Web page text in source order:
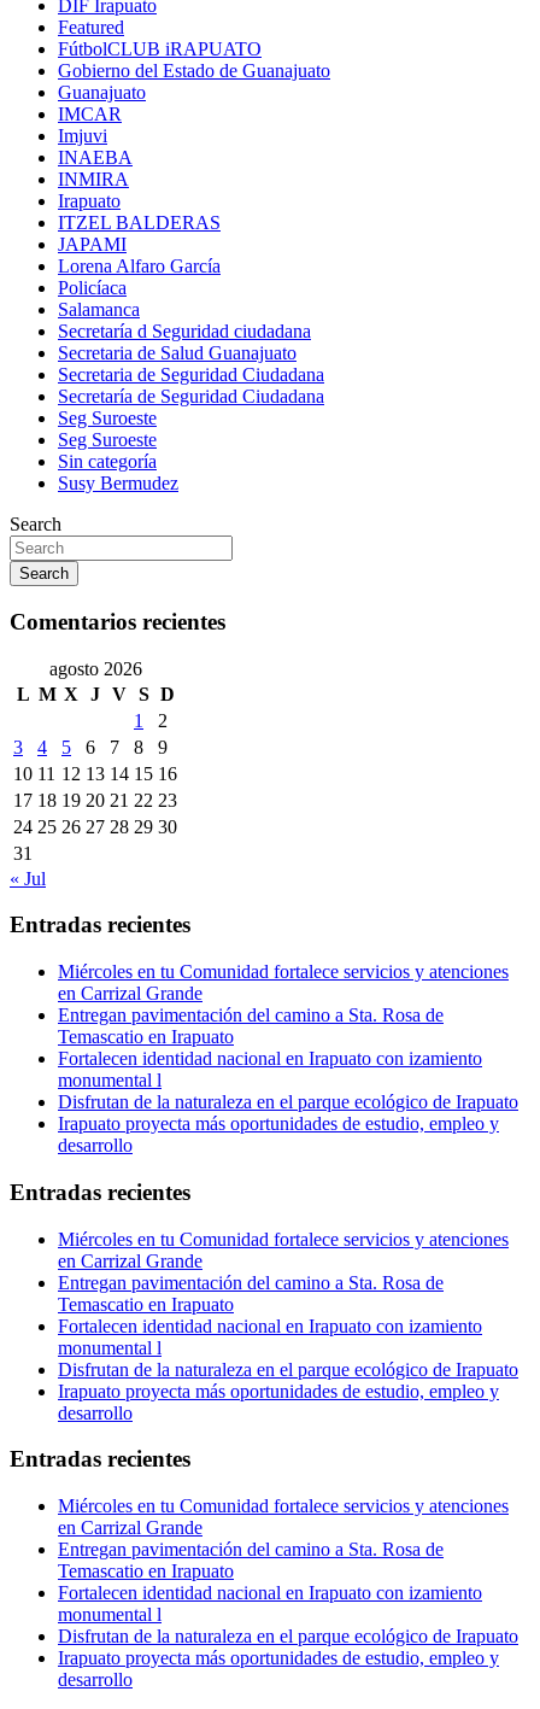
DIF Irapuato
Featured
FútbolCLUB iRAPUATO
Gobierno del Estado de Guanajuato
Guanajuato
IMCAR
Imjuvi
INAEBA
INMIRA
Irapuato
ITZEL BALDERAS
JAPAMI
Lorena Alfaro García
Policíaca
Salamanca
Secretaría d Seguridad ciudadana
Secretaria de Salud Guanajuato
Secretaria de Seguridad Ciudadana
Secretaría de Seguridad Ciudadana
Seg Suroeste
Seg Suroeste
Sin categoría
Susy Bermudez
Search
Search
Comentarios recientes
agosto 2026
L M X J V S D
1
2
3
4 5 6 7 8
9
10 11 12 13 14 15 16
17 18 19 20 21 22 23
24 25 26 27 28 29 30
31
« Jul
Entradas recientes
Miércoles en tu Comunidad fortalece servicios y atenciones
en Carrizal Grande
Entregan pavimentación del camino a Sta. Rosa de
Temascatio en Irapuato
Fortalecen identidad nacional en Irapuato con izamiento
monumental l
Disfrutan de la naturaleza en el parque ecológico de Irapuato
Irapuato proyecta más oportunidades de estudio, empleo y
desarrollo
Entradas recientes
Miércoles en tu Comunidad fortalece servicios y atenciones
en Carrizal Grande
Entregan pavimentación del camino a Sta. Rosa de
Temascatio en Irapuato
Fortalecen identidad nacional en Irapuato con izamiento
monumental l
Disfrutan de la naturaleza en el parque ecológico de Irapuato
Irapuato proyecta más oportunidades de estudio, empleo y
desarrollo
Entradas recientes
Miércoles en tu Comunidad fortalece servicios y atenciones
en Carrizal Grande
Entregan pavimentación del camino a Sta. Rosa de
Temascatio en Irapuato
Fortalecen identidad nacional en Irapuato con izamiento
monumental l
Disfrutan de la naturaleza en el parque ecológico de Irapuato
Irapuato proyecta más oportunidades de estudio, empleo y
desarrollo